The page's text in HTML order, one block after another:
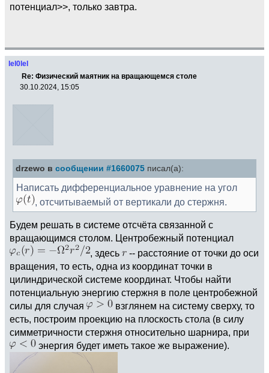
потенциал>>, только завтра.
lel0lel
Re: Физический маятник на вращающемся столе
30.10.2024, 15:05
drzewo в сообщении #1660075 писал(а):
Написать дифференциальное уравнение на угол
, отсчитываемый от вертикали до стержня.
Будем решать в системе отсчёта связанной с
вращающимся столом. Центробежный потенциал
, здесь
-- расстояние от точки до оси
вращения, то есть, одна из координат точки в
цилиндрической системе координат. Чтобы найти
потенциальную энергию стержня в поле центробежной
силы для случая
взглянем на систему сверху, то
есть, построим проекцию на плоскость стола (в силу
симметричности стержня относительно шарнира, при
энергия будет иметь такое же выражение).